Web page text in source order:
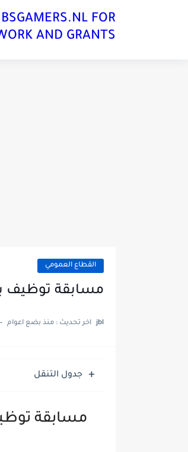
BSGAMERS.NL FOR
AND GRANTS
القطاع العمومي
مسابقة توظيف
jbl اخر تحديث : منذ بضع اعوام
جدول التنقل
مسابقة توظيف